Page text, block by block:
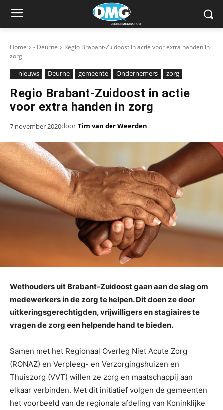
Home - Deurne
Regio Brabant-Zuidoost in actie voor extra handen in
zorg
-- nieuws Deurne gemeente Ondernemers zorg
Regio Brabant-Zuidoost in actie
voor extra handen in zorg
7 november 2020door Tim van der Weerden
Wethouders uit Brabant-Zuidoost gaan aan de slag om
medewerkers in de zorg te helpen. Dit doen ze door
uitkeringsgerechtigden, vrijwilligers en stagiaires te
vragen de zorg een helpende hand te bieden.
Samen met het Regionaal Overleg Niet Acute Zorg
(RONAZ) en Verpleeg- en Verzorgingshuizen en
Thuiszorg (VVT) willen ze zorg en maatschappij aan
elkaar verbinden. Met dit initiatief volgen de gemeenten
het voorbeeld van de regionale afdeling van Koninklijke